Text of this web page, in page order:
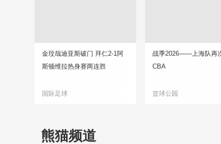
金玟哉迪亚斯破门 拜仁2-1阿
斯顿维拉热身赛两连胜
国际足球
战季2026——上海队再
CBA
篮球公园
熊猫频道